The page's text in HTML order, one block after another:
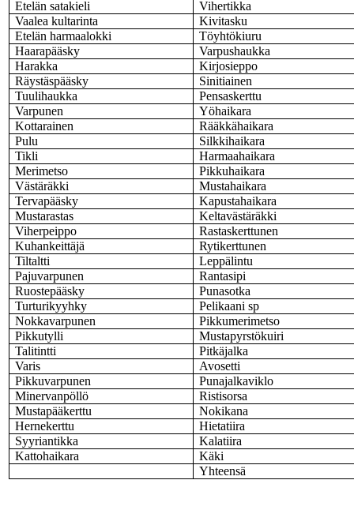
Etelän satakieli
Vihertikka
Vaalea kultarinta
Kivitasku
Etelän harmaalokki
Töyhtökiuru
Haarapääsky
Varpushaukka
Harakka
Kirjosieppo
Räystäspääsky
Sinitiainen
Tuulihaukka
Pensaskerttu
Varpunen
Yöhaikara
Kottarainen
Rääkkähaikara
Pulu
Silkkihaikara
Tikli
Harmaahaikara
Merimetso
Pikkuhaikara
Västäräkki
Mustahaikara
Tervapääsky
Kapustahaikara
Mustarastas
Keltavästäräkki
Viherpeippo
Rastaskerttunen
Kuhankeittäjä
Rytikerttunen
Tiltaltti
Leppälintu
Pajuvarpunen
Rantasipi
Ruostepääsky
Punasotka
Turturikyyhky
Pelikaani sp
Nokkavarpunen
Pikkumerimetso
Pikkutylli
Mustapyrstökuiri
Talitintti
Pitkäjalka
Varis
Avosetti
Pikkuvarpunen
Punajalkaviklo
Minervanpöllö
Ristisorsa
Mustapääkerttu
Nokikana
Hernekerttu
Hietatiira
Syyriantikka
Kalatiira
Kattohaikara
Käki
Yhteensä